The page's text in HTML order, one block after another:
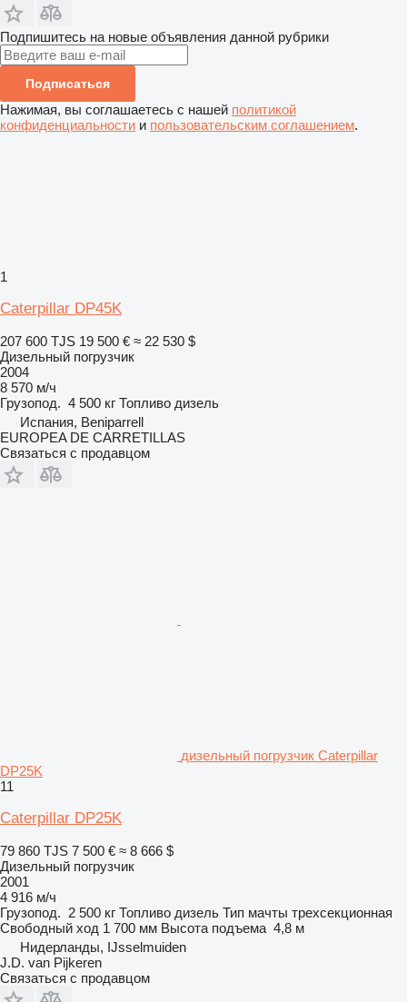
Подпишитесь на новые объявления данной рубрики
Подписаться
Нажимая, вы соглашаетесь с нашей политикой
конфиденциальности и пользовательским соглашением.
1
Caterpillar DP45K
207 600 TJS 19 500 € ≈ 22 530 $
Дизельный погрузчик
2004
8 570 м/ч
Грузопод. 4 500 кг Топливо дизель
Испания, Beniparrell
EUROPEA DE CARRETILLAS
Связаться с продавцом
дизельный погрузчик Caterpillar
DP25K
11
Caterpillar DP25K
79 860 TJS 7 500 € ≈ 8 666 $
Дизельный погрузчик
2001
4 916 м/ч
Грузопод. 2 500 кг Топливо дизель Тип мачты трехсекционная
Свободный ход 1 700 мм Высота подъема 4,8 м
Нидерланды, IJsselmuiden
J.D. van Pijkeren
Связаться с продавцом